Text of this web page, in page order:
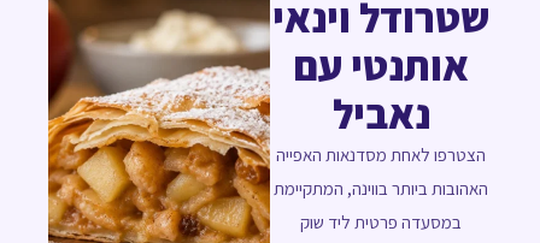
שטרודל וינאי
אותנטי עם
נאביל
הצטרפו לאחת מסדנאות האפייה
האהובות ביותר בווינה, המתקיימת
במסעדה פרטית ליד שוק